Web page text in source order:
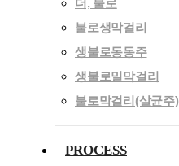
더, 불로
불로생막걸리
생불로동동주
생불로밀막걸리
불로막걸리(살균주)
PROCESS